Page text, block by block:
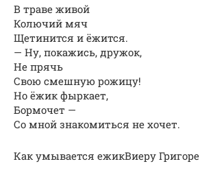
В траве живой
Колючий мяч
Щетинится и ёжится.
— Ну, покажись, дружок,
Не прячь
Свою смешную рожицу!
Но ёжик фыркает,
Бормочет —
Со мной знакомиться не хочет.
Как умывается ежикВиеру Григоре